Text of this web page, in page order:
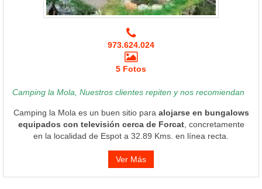
973.624.024
5 Fotos
Camping la Mola, Nuestros clientes repiten y nos recomiendan
Camping la Mola es un buen sitio para alojarse en bungalows
equipados con televisión cerca de Forcat, concretamente
en la localidad de Espot a 32.89 Kms. en línea recta.
Ver Más